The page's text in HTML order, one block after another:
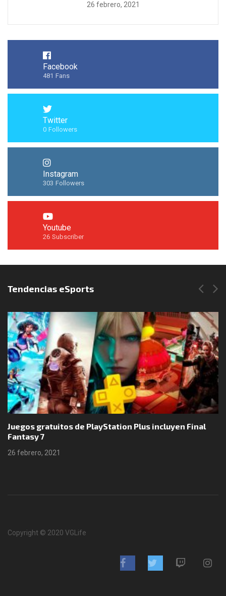
26 febrero, 2021
Facebook
481 Fans
Twitter
0 Followers
Instagram
303 Followers
Youtube
26 Subscriber
Síguenos en Instagram
Tendencias eSports
Juegos gratuitos de PlayStation Plus incluyen Final
Fantasy 7
26 febrero, 2021
Copyright © 2020 VGLife